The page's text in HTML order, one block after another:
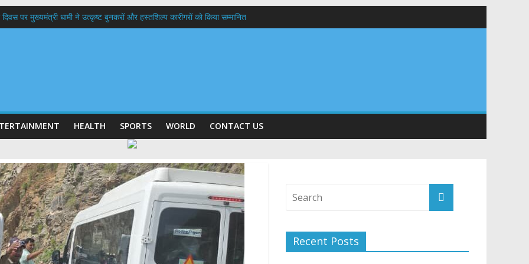
दिवस पर मुख्यमंत्री धामी ने उत्कृष्ट बुनकरों और हस्तशिल्प कारीगरों को किया सम्मानित
क्षत्रिय कल्याण समिति की वेबसाइट एवं क्षत्रिय जागरण स्मारिका का किया विमोचन
HEALTH SPORTS WORLD CONTACT US
Recent Posts